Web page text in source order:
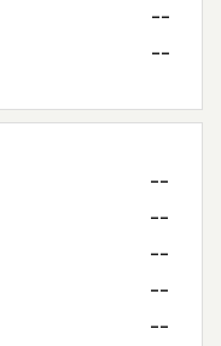
--
--
--
--
--
--
--